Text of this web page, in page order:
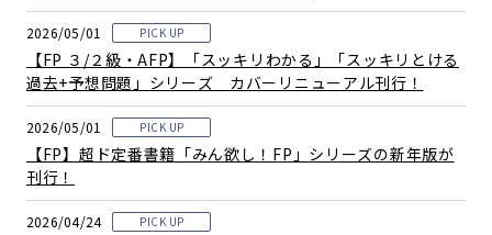
2026/05/01 PICK UP
【FP ３/２級・AFP】「スッキリわかる」「スッキリとける
過去+予想問題」シリーズ カバーリニューアル刊行！
2026/05/01 PICK UP
【FP】超ド定番書籍「みん欲し！FP」シリーズの新年版が
刊行！
2026/04/24 PICK UP